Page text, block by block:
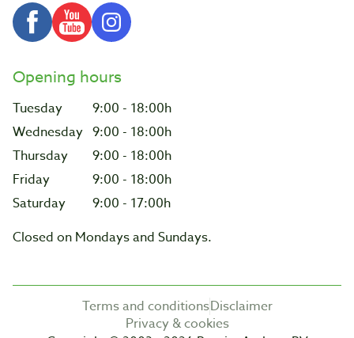
Opening hours
Tuesday
9:00 - 18:00h
Wednesday 9:00 - 18:00h
Thursday
9:00 - 18:00h
Friday
9:00 - 18:00h
Saturday
9:00 - 17:00h
Closed on Mondays and Sundays.
Terms and conditionsDisclaimer
Privacy & cookies